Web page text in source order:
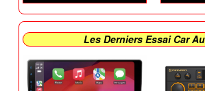
Les Derniers Essai Car